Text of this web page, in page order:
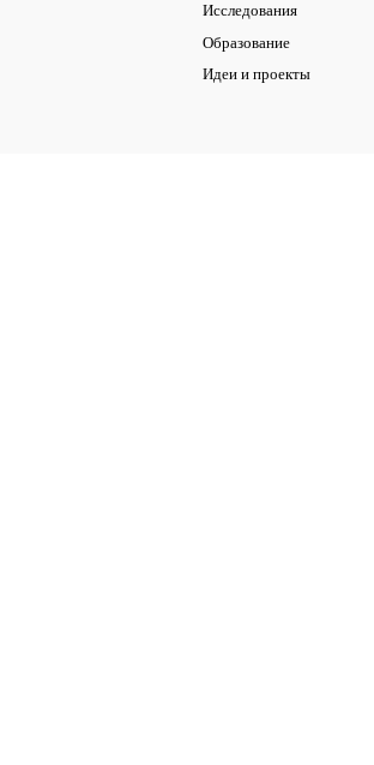
Исследования
Образование
Идеи и проекты